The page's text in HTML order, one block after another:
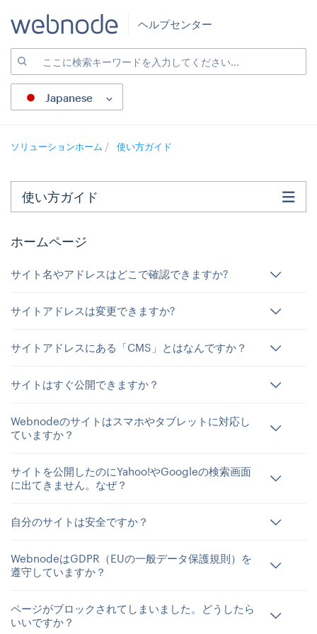
ヘルプセンター
Japanese
ソリューションホーム 使い方ガイド
ホームページ
サイト名やアドレスはどこで確認できますか?
サイトアドレスは変更できますか?
サイトアドレスにある「CMS」とはなんですか？
サイトはすぐ公開できますか？
Webnodeのサイトはスマホやタブレットに対応し
ていますか？
サイトを公開したのにYahoo!やGoogleの検索画面
に出てきません。なぜ？
自分のサイトは安全ですか？
WebnodeはGDPR（EUの一般データ保護規則）を
遵守していますか？
ページがブロックされてしまいました。どうしたら
いいですか？
使い方ガイド